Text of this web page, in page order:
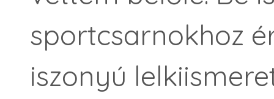
sportcsarnokhoz
iszonyú